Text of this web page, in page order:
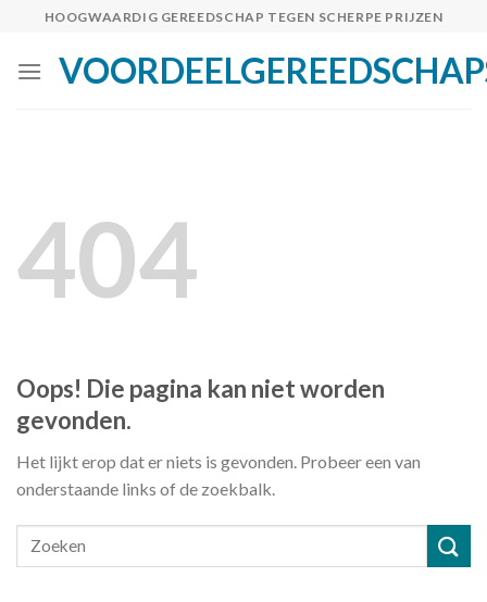
content
HOOGWAARDIG GEREEDSCHAP TEGEN SCHERPE PRIJZEN
404
Oops! Die pagina kan niet worden
gevonden.
Het lijkt erop dat er niets is gevonden. Probeer een van
onderstaande links of de zoekbalk.